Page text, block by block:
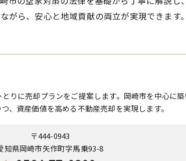
ら、安心と地域貢献の両立が実現できます。
りに売却プランをご提案します。岡崎市を中心に
、資産価値を高める不動産売却を実現します。
〒444-0943
知県岡崎市矢作町字馬乗93-8